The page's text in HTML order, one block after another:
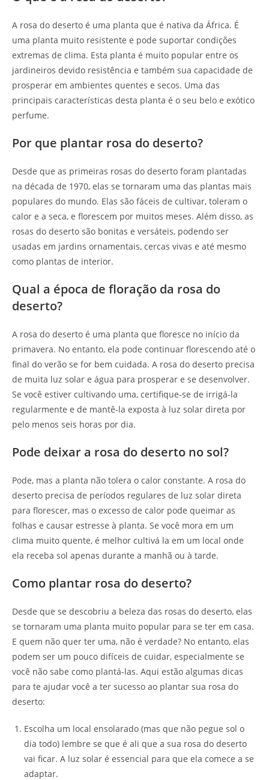
A rosa do deserto é uma planta que é nativa da África. É
uma planta muito resistente e pode suportar condições
extremas de clima. Esta planta é muito popular entre os
jardineiros devido resistência e também sua capacidade de
prosperar em ambientes quentes e secos. Uma das
principais características desta planta é o seu belo e exótico
perfume.
Por que plantar rosa do deserto?
Desde que as primeiras rosas do deserto foram plantadas
na década de 1970, elas se tornaram uma das plantas mais
populares do mundo. Elas são fáceis de cultivar, toleram o
calor e a seca, e florescem por muitos meses. Além disso, as
rosas do deserto são bonitas e versáteis, podendo ser
usadas em jardins ornamentais, cercas vivas e até mesmo
como plantas de interior.
Qual a época de floração da rosa do
deserto?
A rosa do deserto é uma planta que floresce no início da
primavera. No entanto, ela pode continuar florescendo até o
final do verão se for bem cuidada. A rosa do deserto precisa
de muita luz solar e água para prosperar e se desenvolver.
Se você estiver cultivando uma, certifique-se de irrigá-la
regularmente e de mantê-la exposta à luz solar direta por
pelo menos seis horas por dia.
Pode deixar a rosa do deserto no sol?
Pode, mas a planta não tolera o calor constante. A rosa do
deserto precisa de períodos regulares de luz solar direta
para florescer, mas o excesso de calor pode queimar as
folhas e causar estresse à planta. Se você mora em um
clima muito quente, é melhor cultivá la em um local onde
ela receba sol apenas durante a manhã ou à tarde.
Como plantar rosa do deserto?
Desde que se descobriu a beleza das rosas do deserto, elas
se tornaram uma planta muito popular para se ter em casa.
E quem não quer ter uma, não é verdade? No entanto, elas
podem ser um pouco difíceis de cuidar, especialmente se
você não sabe como plantá-las. Aqui estão algumas dicas
para te ajudar você a ter sucesso ao plantar sua rosa do
deserto:
Escolha um local ensolarado (mas que não pegue sol o
dia todo) lembre se que é ali que a sua rosa do deserto
vai ficar. A luz solar é essencial para que ela comece a se
adaptar.